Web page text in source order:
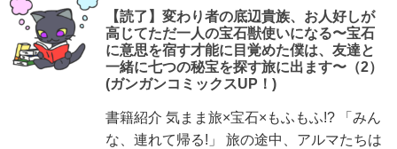
【読了】変わり者の底辺貴族、お人好しが
高じてただ一人の宝石獣使いになる〜宝石
に意思を宿す才能に目覚めた僕は、友達と
一緒に七つの秘宝を探す旅に出ます〜（2）
(ガンガンコミックスUP！)
書籍紹介 気まま旅×宝石×もふもふ!? 「みん
な、連れて帰る!」 旅の途中、アルマたちは